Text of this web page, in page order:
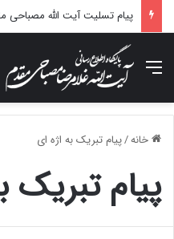
منو
خانه/پیام تبریک به اژه ای
پیام تبریک